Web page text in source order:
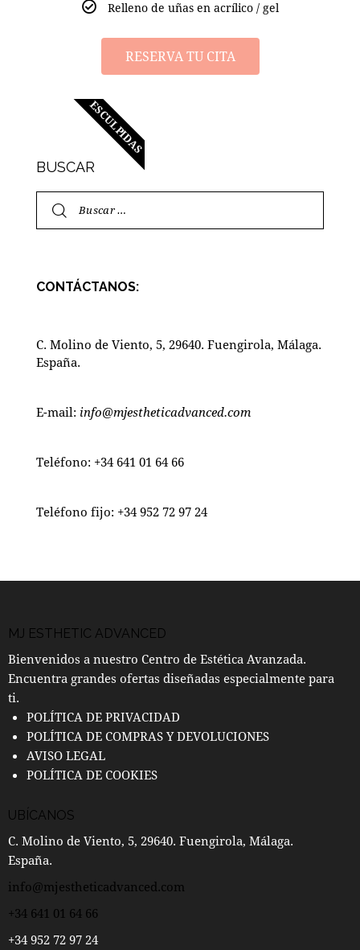
Relleno de uñas en acrílico / gel
RESERVA TU CITA
ESCULPIDAS
BUSCAR
CONTÁCTANOS:
C. Molino de Viento, 5, 29640. Fuengirola, Málaga.
España.
E-mail: info@mjestheticadvanced.com
Teléfono: +34 641 01 64 66
Teléfono fijo: +34 952 72 97 24
MJ ESTHETIC ADVANCED
Bienvenidos a nuestro Centro de Estética Avanzada.
Encuentra grandes ofertas diseñadas especialmente para
ti.
POLÍTICA DE PRIVACIDAD
POLÍTICA DE COMPRAS Y DEVOLUCIONES
AVISO LEGAL
POLÍTICA DE COOKIES
UBÍCANOS
C. Molino de Viento, 5, 29640. Fuengirola, Málaga.
España.
info@mjestheticadvanced.com
+34 641 01 64 66
+34 952 72 97 24